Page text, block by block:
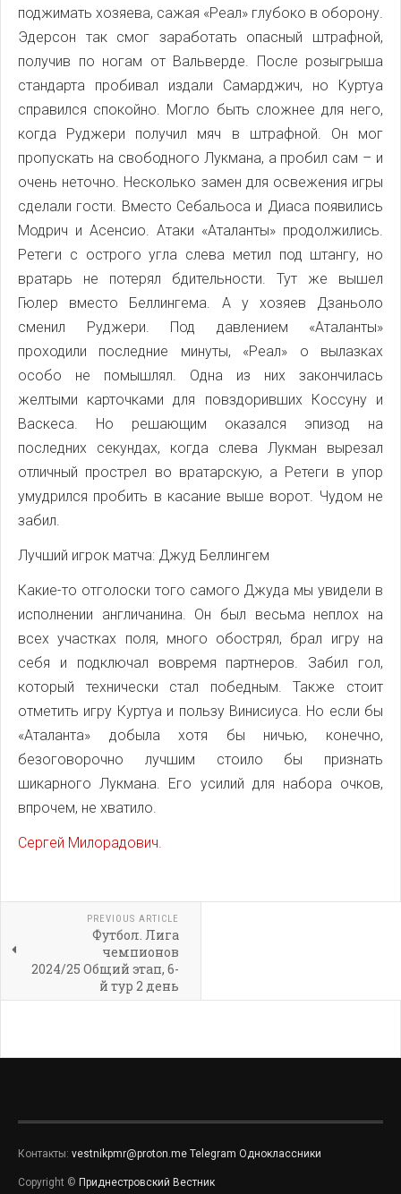
поджимать хозяева, сажая «Реал» глубоко в оборону.
Эдерсон так смог заработать опасный штрафной,
получив по ногам от Вальверде. После розыгрыша
стандарта пробивал издали Самарджич, но Куртуа
справился спокойно. Могло быть сложнее для него,
когда Руджери получил мяч в штрафной. Он мог
пропускать на свободного Лукмана, а пробил сам – и
очень неточно. Несколько замен для освежения игры
сделали гости. Вместо Себальоса и Диаса появились
Модрич и Асенсио. Атаки «Аталанты» продолжились.
Ретеги с острого угла слева метил под штангу, но
вратарь не потерял бдительности. Тут же вышел
Гюлер вместо Беллингема. А у хозяев Дзаньоло
сменил Руджери. Под давлением «Аталанты»
проходили последние минуты, «Реал» о вылазках
особо не помышлял. Одна из них закончилась
желтыми карточками для повздоривших Коссуну и
Васкеса. Но решающим оказался эпизод на
последних секундах, когда слева Лукман вырезал
отличный прострел во вратарскую, а Ретеги в упор
умудрился пробить в касание выше ворот. Чудом не
забил.
Лучший игрок матча: Джуд Беллингем
Какие-то отголоски того самого Джуда мы увидели в
исполнении англичанина. Он был весьма неплох на
всех участках поля, много обострял, брал игру на
себя и подключал вовремя партнеров. Забил гол,
который технически стал победным. Также стоит
отметить игру Куртуа и пользу Винисиуса. Но если бы
«Аталанта» добыла хотя бы ничью, конечно,
безоговорочно лучшим стоило бы признать
шикарного Лукмана. Его усилий для набора очков,
впрочем, не хватило.
Сергей Милорадович.
PREVIOUS ARTICLE
Футбол. Лига
чемпионов
2024/25 Общий этап, 6-
й тур 2 день
Контакты: vestnikpmr@proton.me Telegram Одноклассники
Copyright © Приднестровский Вестник